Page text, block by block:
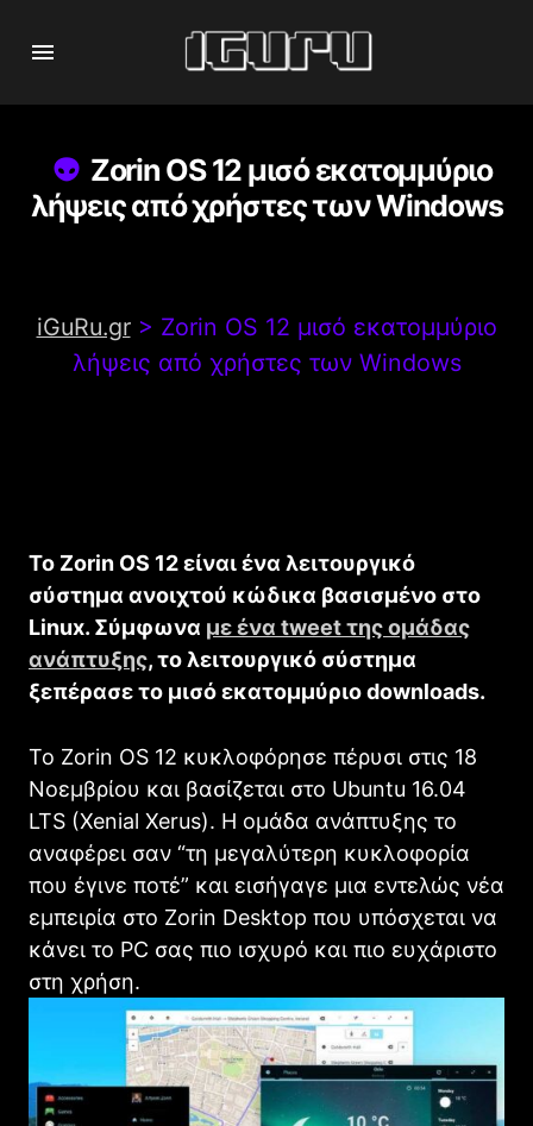
Zorin OS 12 μισό εκατομμύριο
λήψεις από χρήστες των Windows
iGuRu.gr> Zorin OS 12 μισό εκατομμύριο
λήψεις από χρήστες των Windows
To Zorin OS 12 είναι ένα λειτουργικό
σύστημα ανοιχτού κώδικα βασισμένο στο
Linux. Σύμφωνα με ένα tweet της ομάδας
ανάπτυξης, το λειτουργικό σύστημα
ξεπέρασε το μισό εκατομμύριο downloads.
Το Zorin OS 12 κυκλοφόρησε πέρυσι στις 18
Νοεμβρίου και βασίζεται στο Ubuntu 16.04
LTS (Xenial Xerus). Η ομάδα ανάπτυξης το
αναφέρει σαν “τη μεγαλύτερη κυκλοφορία
που έγινε ποτέ” και εισήγαγε μια εντελώς νέα
εμπειρία στο Zorin Desktop που υπόσχεται να
κάνει το PC σας πιο ισχυρό και πιο ευχάριστο
στη χρήση.